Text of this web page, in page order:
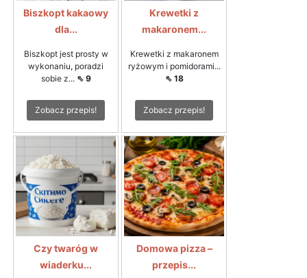
Biszkopt kakaowy
dla...
Biszkopt jest prosty w
wykonaniu, poradzi
sobie z... ⇖ 9
Zobacz przepis!
Krewetki z
makaronem...
Krewetki z makaronem
ryżowym i pomidorami...
⇖ 18
Zobacz przepis!
Czy twaróg w
wiaderku...
Domowa pizza –
przepis...